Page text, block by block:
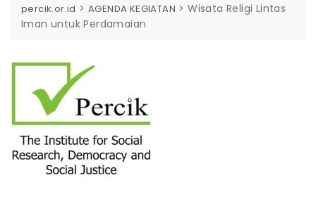
percik.or.id >AGENDA KEGIATAN >Wisata Religi Lintas
Iman untuk Perdamaian